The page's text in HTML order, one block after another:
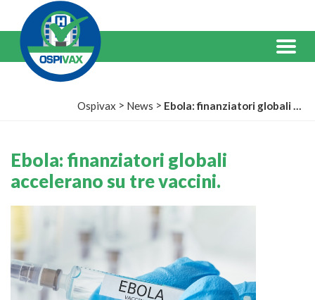
Menu
Ospivax > News > Ebola: finanziatori globali accelerano su tre vaccini.
Ebola: finanziatori globali
accelerano su tre vaccini.